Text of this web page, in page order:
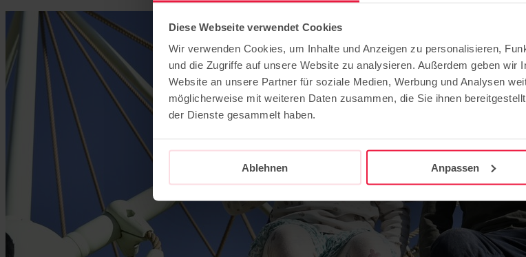
Diese Webseite verwendet Cookies
Wir verwenden Cookies, um Inhalte und Anzeigen zu personalisieren,
und die Zugriffe auf unsere Website zu analysieren. Außerdem geben wir
Website an unsere Partner für soziale Medien, Werbung und Analysen
möglicherweise mit weiteren Daten zusammen, die Sie ihnen
der Dienste gesammelt haben.
Ablehnen Anpassen